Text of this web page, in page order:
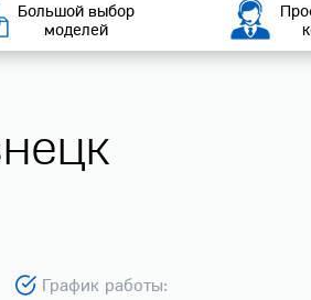
Большой выбор
моделей
График работы: